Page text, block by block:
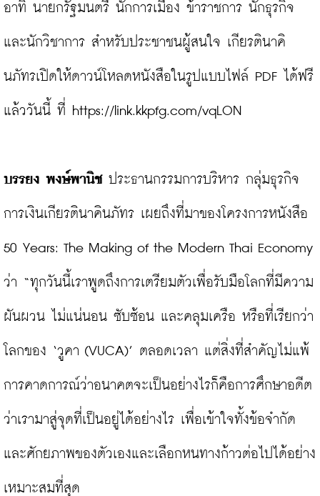
อาทิ นายกรัฐมนตรี นักการเมือง ข้าราชการ นักธุรกิจ
และนักวิชาการ สำหรับประชาชนผู้สนใจ เกียรตินาคิ
นภัทรเปิดให้ดาวน์โหลดหนังสือในรูปแบบไฟล์ PDF ได้ฟรี
แล้ววันนี้ ที่ https://link.kkpfg.com/vqLON
บรรยง พงษ์พานิช ประธานกรรมการบริหาร กลุ่มธุรกิจ
การเงินเกียรตินาคินภัทร เผยถึงที่มาของโครงการหนังสือ
50 Years: The Making of the Modern Thai Economy
ว่า “ทุกวันนี้เราพูดถึงการเตรียมตัวเพื่อรับมือโลกที่มีความ
ผันผวน ไม่แน่นอน ซับซ้อน และคลุมเครือ หรือที่เรียกว่า
โลกของ ‘วูคา (VUCA)’ ตลอดเวลา แต่สิ่งที่สำคัญไม่แพ้
การคาดการณ์ว่าอนาคตจะเป็นอย่างไรก็คือการศึกษาอดีต
ว่าเรามาสู่จุดที่เป็นอยู่ได้อย่างไร เพื่อเข้าใจทั้งข้อจำกัด
และศักยภาพของตัวเองและเลือกหนทางก้าวต่อไปได้อย่าง
เหมาะสมที่สุด